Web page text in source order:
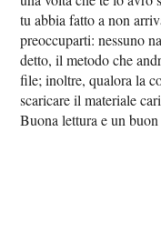
tu abbia fatto a non
preoccuparti: nessuno
detto, il metodo che
file; inoltre, qualora la
scaricare il materiale
Buona lettura e un